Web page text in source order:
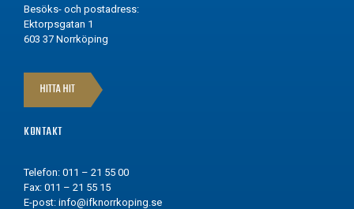
Besöks- och postadress:
Ektorpsgatan 1
603 37 Norrköping
HITTA HIT
KONTAKT
Telefon: 011 – 21 55 00
Fax: 011 – 21 55 15
E-post: info@ifknorrkoping.se